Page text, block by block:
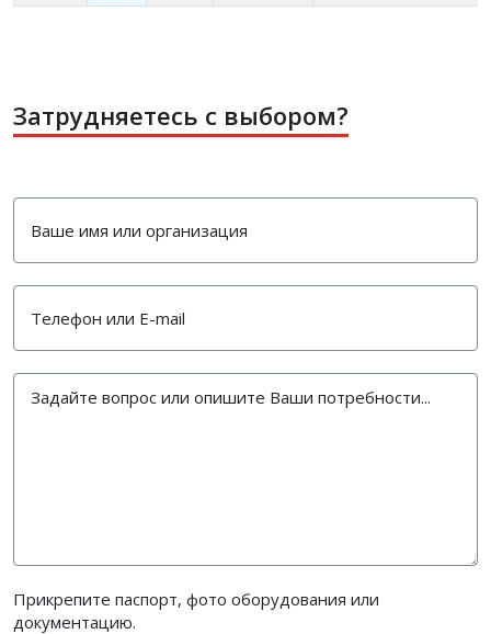
Затрудняетесь с выбором?
Прикрепите паспорт, фото оборудования или
документацию.